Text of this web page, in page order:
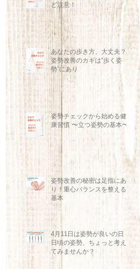
ど注意！
あなたの歩き方、大丈夫？
姿勢改善のカギは“歩く姿
勢”にあり
姿勢チェックから始める健
康習慣 〜立つ姿勢の基本〜
姿勢改善の秘密は足指にあ
り！重心バランスを整える
基本
4月11日は姿勢が良いの日 -
日頃の姿勢、ちょっと考え
てみませんか？